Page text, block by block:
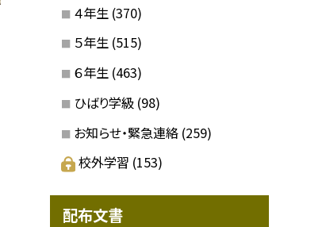
４年生 (370)
５年生 (515)
６年生 (463)
ひばり学級 (98)
お知らせ・緊急連絡 (259)
校外学習 (153)
配布文書